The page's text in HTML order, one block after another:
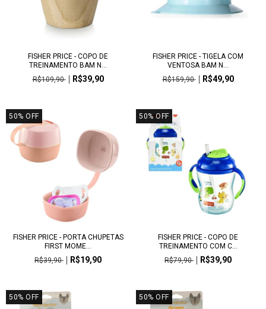
FISHER PRICE - COPO DE
TREINAMENTO BAM N...
R$109,90
R$39,90
FISHER PRICE - TIGELA COM
VENTOSA BAM N...
R$159,90
R$49,90
50% OFF
FISHER PRICE - PORTA CHUPETAS
FIRST MOME...
R$39,90
R$19,90
50% OFF
FISHER PRICE - COPO DE
TREINAMENTO COM C...
R$79,90
R$39,90
50% OFF 50% OFF